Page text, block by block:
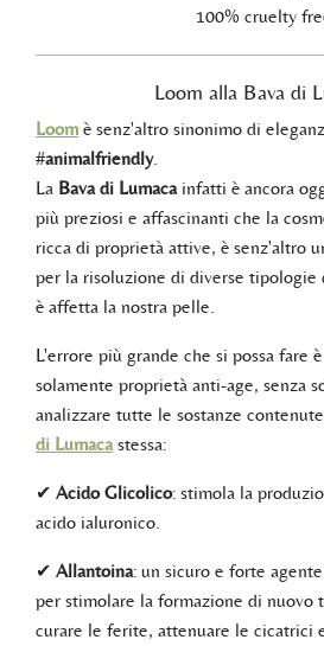
100% cruelty
Loom alla Bava di
Loom è senz'altro sinonimo di
#animalfriendly.
La Bava di Lumaca infatti è ancora
più preziosi e affascinanti che la
ricca di proprietà attive, è senz'altro
per la risoluzione di diverse
è affetta la nostra pelle.
L'errore più grande che si possa fare
solamente proprietà anti-age, senza
analizzare tutte le sostanze
di Lumaca stessa:
✔ Acido Glicolico: stimola la
acido ialuronico.
✔ Allantoina: un sicuro e forte
per stimolare la formazione di nuovo
curare le ferite, attenuare le cicatrici